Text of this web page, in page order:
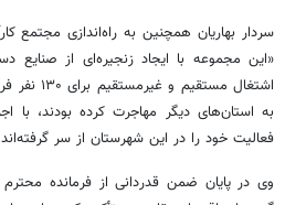
سردار بهاریان همچنین به راه‌اندازی مجتمع
«این مجموعه با ایجاد زنجیره‌ای از صنایع
اشتغال
به استان‌های دیگر مهاجرت کرده بودند، با
فعالیت خود را در این شهرستان از سر
وی در پایان ضمن قدردانی از فرمانده